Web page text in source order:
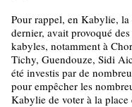
Pour rappel, en Kabylie,
dernier, avait provoqué
kabyles, notamment à
Tichy, Guendouze, Sidi
été investis par de
pour empêcher les
Kabylie de voter à la